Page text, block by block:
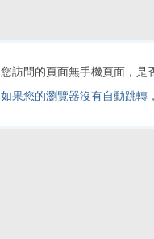
您訪問的頁面無手機頁面，是
如果您的瀏覽器沒有自動跳轉